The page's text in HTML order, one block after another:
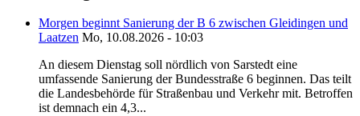
Morgen beginnt Sanierung der B 6 zwischen Gleidingen und
Laatzen Mo, 10.08.2026 - 10:03
An diesem Dienstag soll nördlich von Sarstedt eine
umfassende Sanierung der Bundesstraße 6 beginnen. Das teilt
die Landesbehörde für Straßenbau und Verkehr mit. Betroffen
ist demnach ein 4,3...